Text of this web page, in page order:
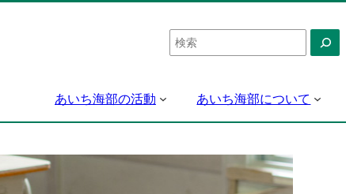
検
索
あいち海部の活動 あいち海部について